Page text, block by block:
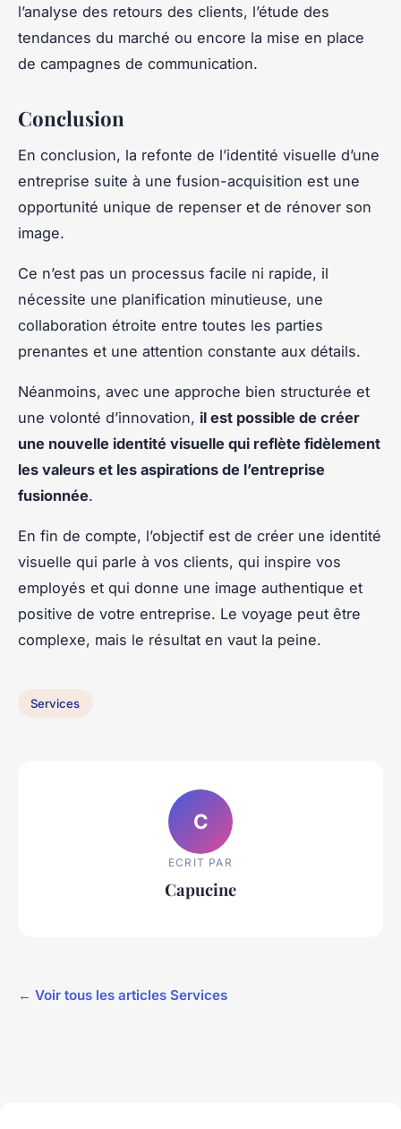
l’analyse des retours des clients, l’étude des
tendances du marché ou encore la mise en place
de campagnes de communication.
Conclusion
En conclusion, la refonte de l’identité visuelle d’une
entreprise suite à une fusion-acquisition est une
opportunité unique de repenser et de rénover son
image.
Ce n’est pas un processus facile ni rapide, il
nécessite une planification minutieuse, une
collaboration étroite entre toutes les parties
prenantes et une attention constante aux détails.
Néanmoins, avec une approche bien structurée et
une volonté d’innovation, il est possible de créer
une nouvelle identité visuelle qui reflète fidèlement
les valeurs et les aspirations de l’entreprise
fusionnée.
En fin de compte, l’objectif est de créer une identité
visuelle qui parle à vos clients, qui inspire vos
employés et qui donne une image authentique et
positive de votre entreprise. Le voyage peut être
complexe, mais le résultat en vaut la peine.
Services
C
ECRIT PAR
Capucine
← Voir tous les articles Services